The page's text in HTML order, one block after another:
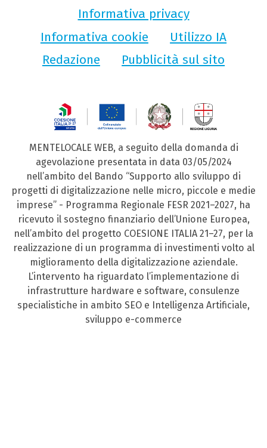
Informativa privacy
Informativa cookie
Utilizzo IA
Redazione
Pubblicità sul sito
MENTELOCALE WEB, a seguito della domanda di
agevolazione presentata in data 03/05/2024
nell’ambito del Bando “Supporto allo sviluppo di
progetti di digitalizzazione nelle micro, piccole e medie
imprese” - Programma Regionale FESR 2021–2027, ha
ricevuto il sostegno finanziario dell’Unione Europea,
nell’ambito del progetto COESIONE ITALIA 21–27, per la
realizzazione di un programma di investimenti volto al
miglioramento della digitalizzazione aziendale.
L’intervento ha riguardato l’implementazione di
infrastrutture hardware e software, consulenze
specialistiche in ambito SEO e Intelligenza Artificiale,
sviluppo e-commerce